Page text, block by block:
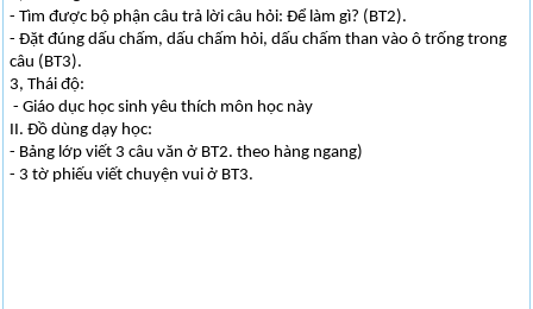
- Tìm được bộ phận câu trả lời câu hỏi: Để làm gì? (BT2).
- Đặt đúng dấu chấm, dấu chấm hỏi, dấu chấm than vào ô trống trong
câu (BT3).
3, Thái độ:
- Giáo dục học sinh yêu thích môn học này
II. Đồ dùng dạy học:
- Bảng lớp viết 3 câu văn ở BT2. theo hàng ngang)
- 3 tờ phiếu viết chuyện vui ở BT3.